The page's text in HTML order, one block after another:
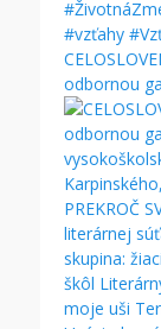
odbornou ga